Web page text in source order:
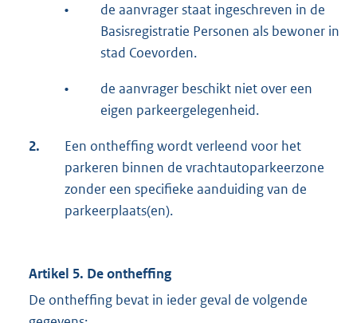
•
de aanvrager staat ingeschreven in de
Basisregistratie Personen als bewoner in
stad Coevorden.
•
de aanvrager beschikt niet over een
eigen parkeergelegenheid.
2.
Een ontheffing wordt verleend voor het
parkeren binnen de vrachtautoparkeerzone
zonder een specifieke aanduiding van de
parkeerplaats(en).
Artikel 5. De ontheffing
De ontheffing bevat in ieder geval de volgende